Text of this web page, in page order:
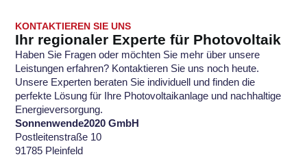
KONTAKTIEREN SIE UNS
Ihr regionaler Experte für Photovoltaik
Haben Sie Fragen oder möchten Sie mehr über unsere
Leistungen erfahren? Kontaktieren Sie uns noch heute.
Unsere Experten beraten Sie individuell und finden die
perfekte Lösung für Ihre Photovoltaikanlage und nachhaltige
Energieversorgung.
Sonnenwende2020 GmbH
Postleitenstraße 10
91785 Pleinfeld